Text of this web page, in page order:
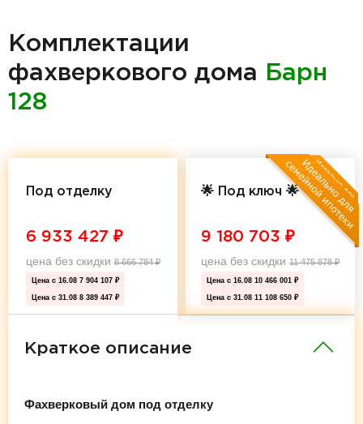
Комплектации
фахверкового дома
Барн
128
Под отделку
6 933 427 ₽
цена без скидки8 666 784₽
Цена с 16.08 7 904 107 ₽
Цена с 31.08 8 389 447 ₽
🌟 Под ключ 🌟
9 180 703 ₽
цена без скидки 11 475 878₽
Цена с 16.08 10 466 001 ₽
Цена с 31.08 11 108 650 ₽
Краткое описание
Фахверковый дом под отделку